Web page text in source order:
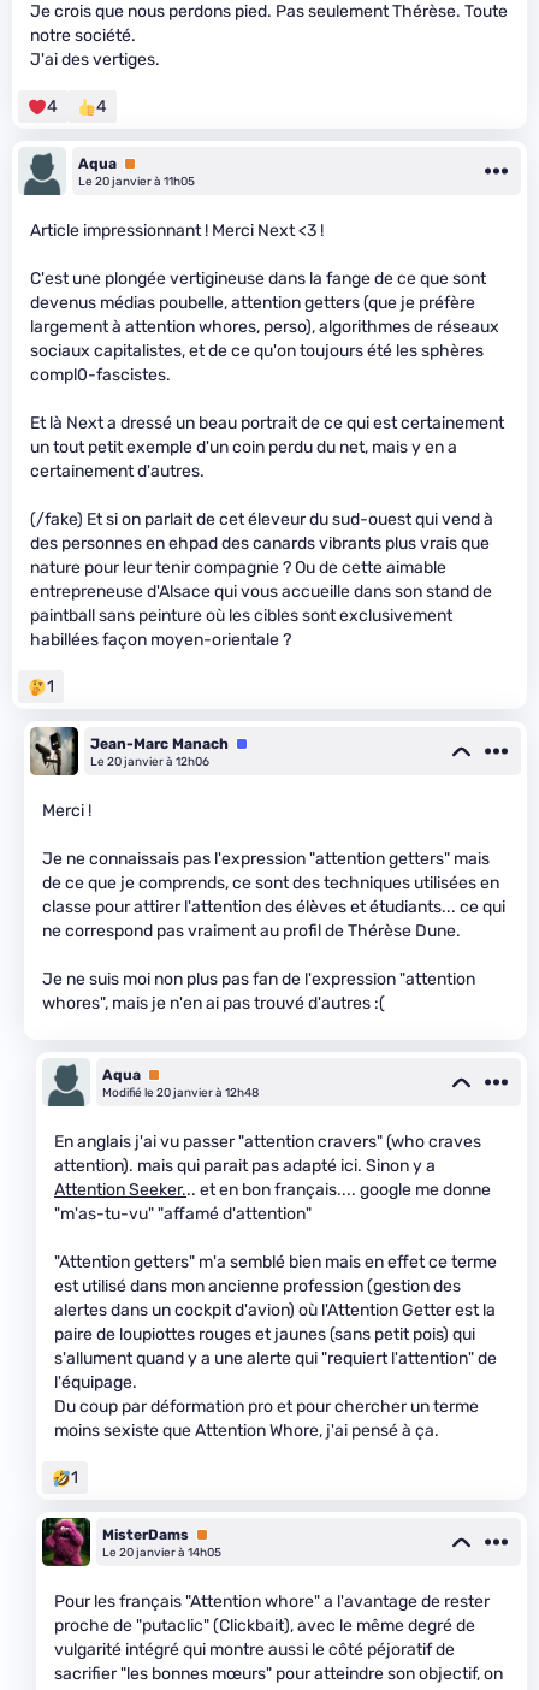
Je crois que nous perdons pied. Pas seulement Thérèse. Toute
notre société.
J'ai des vertiges.
4 4
Aqua Premium
Le 20 janvier à 11h05
Article impressionnant ! Merci Next <3 !
C'est une plongée vertigineuse dans la fange de ce que sont
devenus médias poubelle, attention getters (que je préfère
largement à attention whores, perso), algorithmes de réseaux
sociaux capitalistes, et de ce qu'on toujours été les sphères
compl0-fascistes.
Et là Next a dressé un beau portrait de ce qui est certainement
un tout petit exemple d'un coin perdu du net, mais y en a
certainement d'autres.
(/fake) Et si on parlait de cet éleveur du sud-ouest qui vend à
des personnes en ehpad des canards vibrants plus vrais que
nature pour leur tenir compagnie ? Ou de cette aimable
entrepreneuse d'Alsace qui vous accueille dans son stand de
paintball sans peinture où les cibles sont exclusivement
habillées façon moyen-orientale ?
1
Jean-Marc Manach Équipe
Le 20 janvier à 12h06
Merci !
Je ne connaissais pas l'expression "attention getters" mais
de ce que je comprends, ce sont des techniques utilisées en
classe pour attirer l'attention des élèves et étudiants... ce qui
ne correspond pas vraiment au profil de Thérèse Dune.
Je ne suis moi non plus pas fan de l'expression "attention
whores", mais je n'en ai pas trouvé d'autres :(
Aqua Premium
Modifié le 20 janvier à 12h48
En anglais j'ai vu passer "attention cravers" (who craves
attention). mais qui parait pas adapté ici. Sinon y a
Attention Seeker... et en bon français.... google me donne
"m'as-tu-vu" "affamé d'attention"
"Attention getters" m'a semblé bien mais en effet ce terme
est utilisé dans mon ancienne profession (gestion des
alertes dans un cockpit d'avion) où l'Attention Getter est la
paire de loupiottes rouges et jaunes (sans petit pois) qui
s'allument quand y a une alerte qui "requiert l'attention" de
l'équipage.
Du coup par déformation pro et pour chercher un terme
moins sexiste que Attention Whore, j'ai pensé à ça.
1
MisterDams Premium
Le 20 janvier à 14h05
Pour les français "Attention whore" a l'avantage de rester
proche de "putaclic" (Clickbait), avec le même degré de
vulgarité intégré qui montre aussi le côté péjoratif de
sacrifier "les bonnes mœurs" pour atteindre son objectif, on